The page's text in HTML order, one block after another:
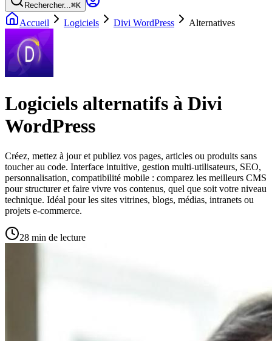
Rechercher...⌘K
Accueil Logiciels Divi WordPress Alternatives
Logiciels alternatifs à Divi
WordPress
Créez, mettez à jour et publiez vos pages, articles ou produits sans
toucher au code. Interface intuitive, gestion multi-utilisateurs, SEO,
personnalisation, compatibilité mobile : comparez les meilleurs CMS
pour structurer et faire vivre vos contenus, quel que soit votre niveau
technique. Idéal pour les sites vitrines, blogs, médias, intranets ou
projets e-commerce.
28 min de lecture